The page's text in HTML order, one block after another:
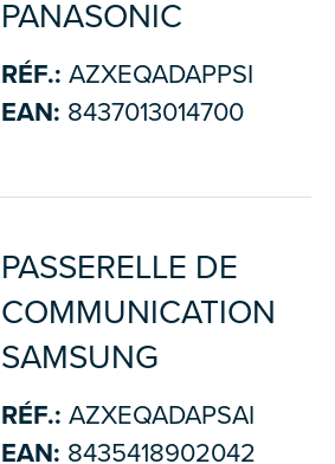
PANASONIC
RÉF.: AZXEQADAPPSI
EAN: 8437013014700
PASSERELLE DE
COMMUNICATION
SAMSUNG
RÉF.: AZXEQADAPSAI
EAN: 8435418902042